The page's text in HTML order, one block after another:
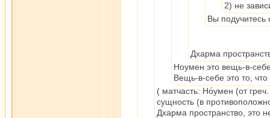
2) не
Вы подучитесь
Дхарма
Ноумен это вещь-в-
Вещь-в-себе это то,
( матчасть: Но́умен (от
сущность (в
Дхарма пространство, это